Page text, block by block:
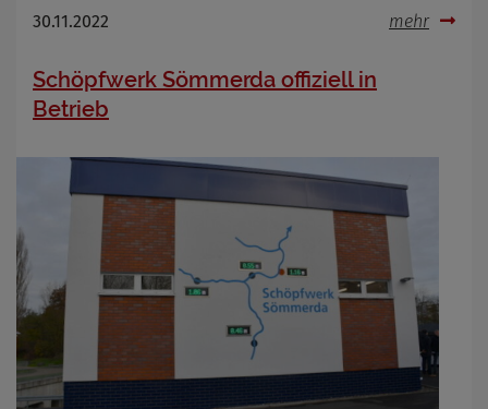
30.11.2022 mehr
Schöpfwerk Sömmerda offiziell in
Betrieb